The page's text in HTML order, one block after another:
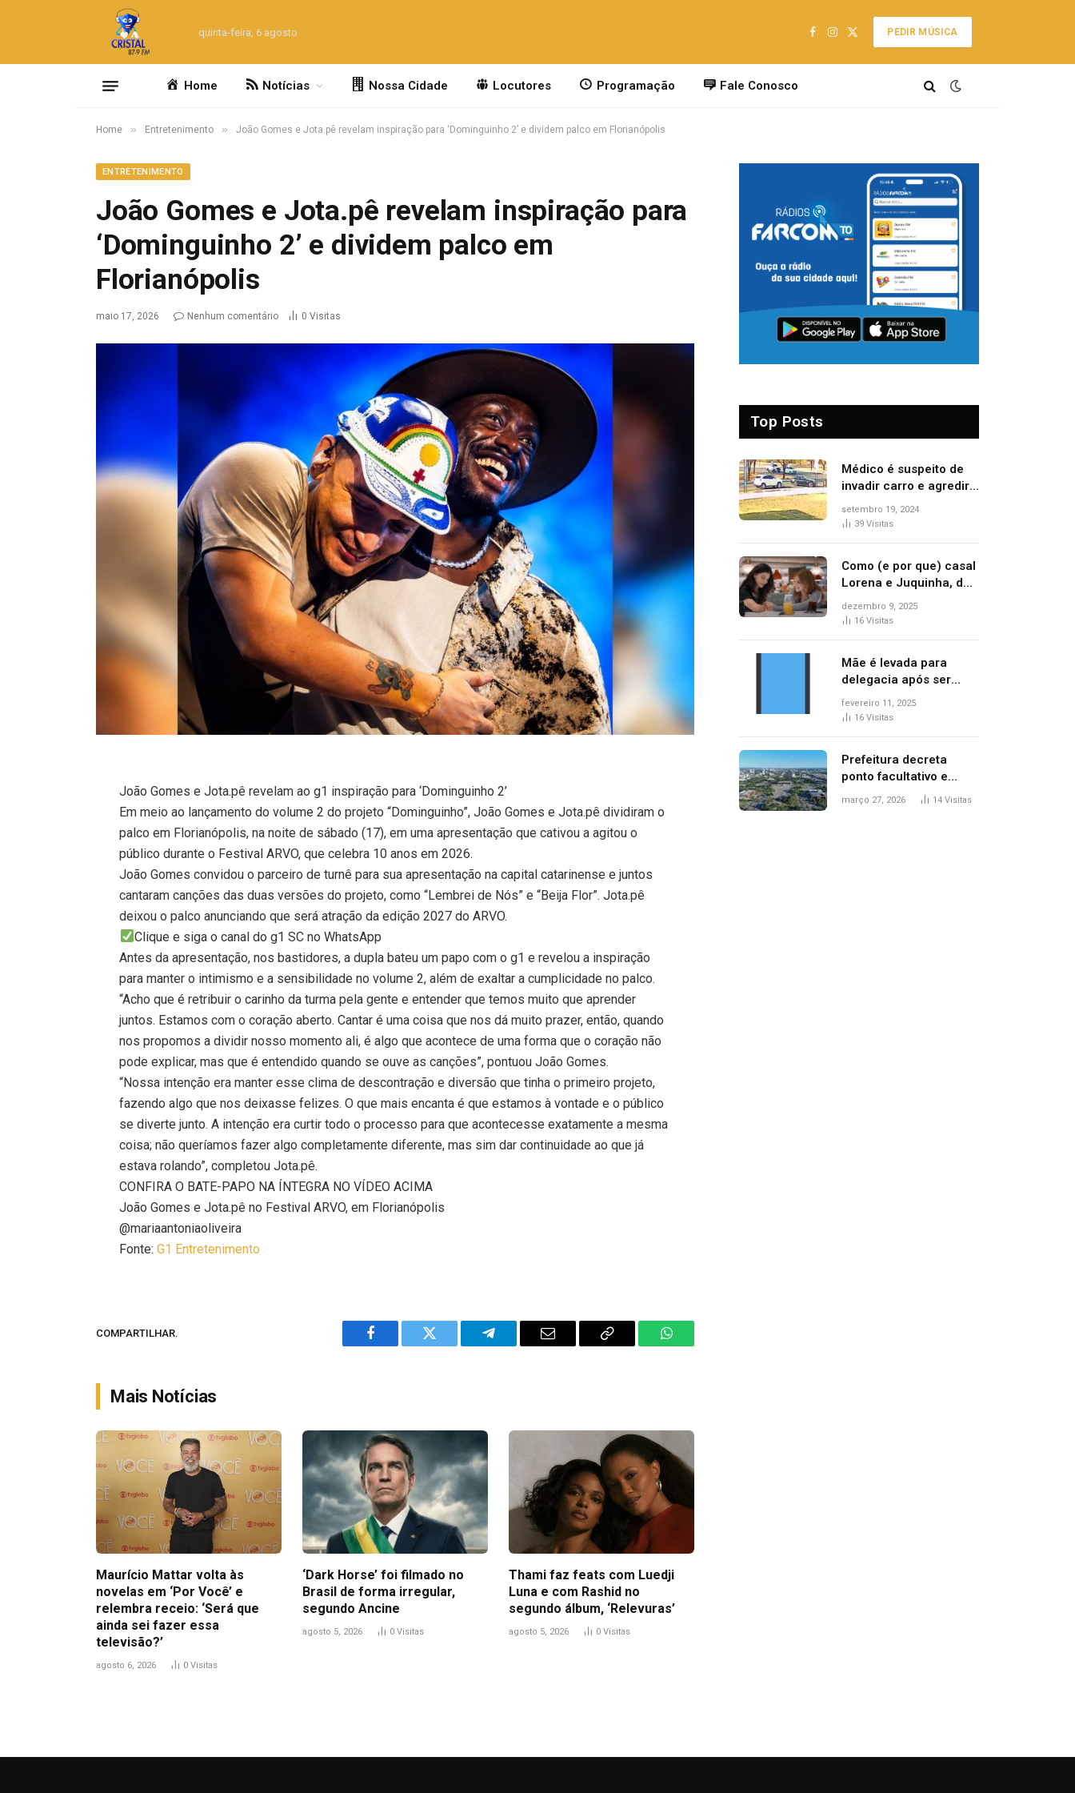
quinta-feira, 6 agosto
Facebook
Instagram
X
PEDIR MÚSICA
Home Notícias Nossa Cidade Locutores Programação Fale Conosco
Home » Entretenimento » João Gomes e Jota.pê revelam inspiração para ‘Dominguinho 2’ e dividem palco em Florianópolis
ENTRETENIMENTO
João Gomes e Jota.pê revelam inspiração para
‘Dominguinho 2’ e dividem palco em
Florianópolis
maio 17, 2026 Nenhum comentário 0 Visitas
João Gomes e Jota.pê revelam ao g1 inspiração para ‘Dominguinho 2’
Em meio ao lançamento do volume 2 do projeto “Dominguinho”, João Gomes e Jota.pê dividiram o
palco em Florianópolis, na noite de sábado (17), em uma apresentação que cativou a agitou o
público durante o Festival ARVO, que celebra 10 anos em 2026.
João Gomes convidou o parceiro de turnê para sua apresentação na capital catarinense e juntos
cantaram canções das duas versões do projeto, como “Lembrei de Nós” e “Beija Flor”. Jota.pê
deixou o palco anunciando que será atração da edição 2027 do ARVO.
Clique e siga o canal do g1 SC no WhatsApp
Antes da apresentação, nos bastidores, a dupla bateu um papo com o g1 e revelou a inspiração
para manter o intimismo e a sensibilidade no volume 2, além de exaltar a cumplicidade no palco.
“Acho que é retribuir o carinho da turma pela gente e entender que temos muito que aprender
juntos. Estamos com o coração aberto. Cantar é uma coisa que nos dá muito prazer, então, quando
nos propomos a dividir nosso momento ali, é algo que acontece de uma forma que o coração não
pode explicar, mas que é entendido quando se ouve as canções”, pontuou João Gomes.
“Nossa intenção era manter esse clima de descontração e diversão que tinha o primeiro projeto,
fazendo algo que nos deixasse felizes. O que mais encanta é que estamos à vontade e o público
se diverte junto. A intenção era curtir todo o processo para que acontecesse exatamente a mesma
coisa; não queríamos fazer algo completamente diferente, mas sim dar continuidade ao que já
estava rolando”, completou Jota.pê.
CONFIRA O BATE-PAPO NA ÍNTEGRA NO VÍDEO ACIMA
João Gomes e Jota.pê no Festival ARVO, em Florianópolis
@mariaantoniaoliveira
Fonte:G1 Entretenimento
COMPARTILHAR.
Facebook Twitter Telegram Email
Copy
WhatsApp
Mais Notícias
Maurício Mattar volta às
novelas em ‘Por Você’ e
relembra receio: ‘Será que
ainda sei fazer essa
televisão?’
agosto 6, 2026 0 Visitas
‘Dark Horse’ foi filmado no
Brasil de forma irregular,
segundo Ancine
agosto 5, 2026 0 Visitas
Thami faz feats com Luedji
Luna e com Rashid no
segundo álbum, ‘Relevuras’
agosto 5, 2026 0 Visitas
Top Posts
Médico é suspeito de
invadir carro e agredir
delegado aposentado
durante confusão no
setembro 19, 2024
39 Visitas
Como (e por que) casal
Lorena e Juquinha, de
‘Três Graças’, ganhou
repercussão
dezembro 9, 2025
16 Visitas
Mãe é levada para
delegacia após ser
denunciada por maus-
tratos contra dois
fevereiro 11, 2025
16 Visitas
Prefeitura decreta
ponto facultativo e
servidores públicos
março 27, 2026 14 Visitas